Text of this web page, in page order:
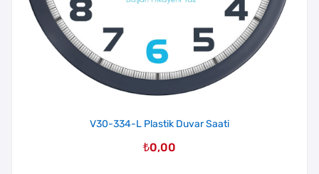
V30-334-L Plastik Duvar Saati
₺0,00